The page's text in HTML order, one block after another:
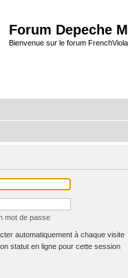
Forum Depeche
Bienvenue sur le forum
mot de passe
automatiquement à chaque visite
statut en ligne pour cette session